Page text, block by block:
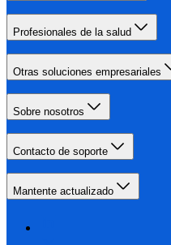
Profesionales de la salud
Otras soluciones empresariales
Sobre nosotros
Contacto de soporte
Mantente actualizado